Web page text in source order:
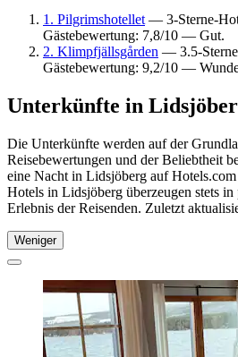
1. Pilgrimshotellet — 3-Sterne-
Gästebewertung: 7,8/10 — Gut.
2. Klimpfjällsgården — 3.5-
Gästebewertung: 9,2/10 —
Unterkünfte in
Die Unterkünfte werden auf der
Reisebewertungen und der Beliebtheit
eine Nacht in Lidsjöberg auf
Hotels in Lidsjöberg überzeugen stets
Erlebnis der Reisenden. Zuletzt
Weniger